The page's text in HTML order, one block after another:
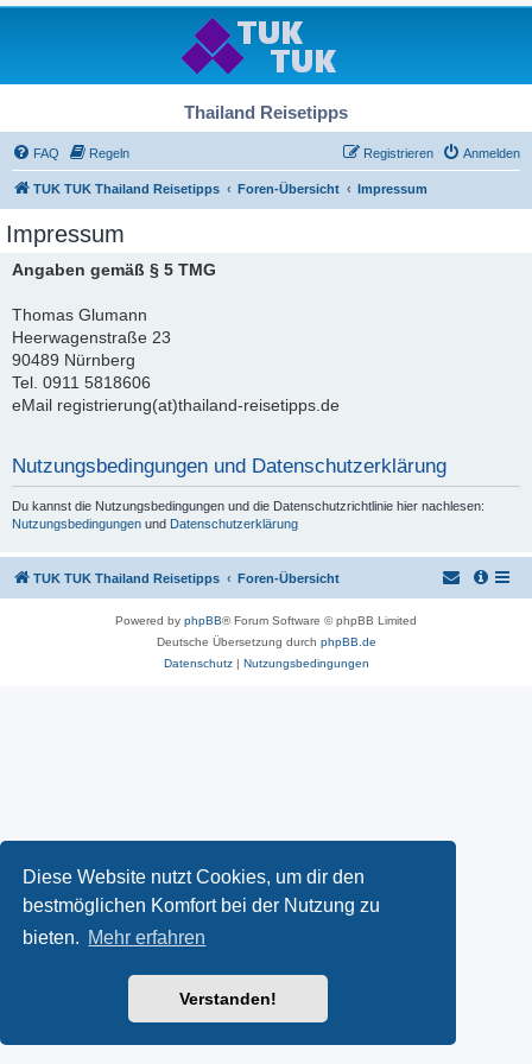
Diese Website nutzt Cookies, um dir den
bestmöglichen Komfort bei der Nutzung zu
bieten. Mehr erfahren
Verstanden!
Thailand Reisetipps
FAQ Regeln Anmelden
Registrieren
TUK TUK Thailand Reisetipps Foren-Übersicht Impressum
Impressum
Angaben gemäß § 5 TMG
Thomas Glumann
Heerwagenstraße 23
90489 Nürnberg
Tel. 0911 5818606
eMail registrierung(at)thailand-reisetipps.de
Nutzungsbedingungen und Datenschutzerklärung
Du kannst die Nutzungsbedingungen und die Datenschutzrichtlinie hier nachlesen:
Nutzungsbedingungen und Datenschutzerklärung
TUK TUK Thailand Reisetipps Foren-Übersicht
Powered by phpBB® Forum Software © phpBB Limited
Deutsche Übersetzung durch phpBB.de
Datenschutz| Nutzungsbedingungen